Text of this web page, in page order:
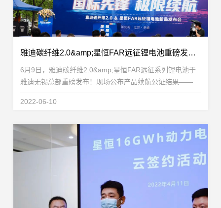
雅迪碳纤维2.0&amp;星恒FAR远征锂电池重磅发布！征服222.4公里极限里程，国标车迈入续航新时代！
6月9日，雅迪碳纤维2.0&amp;星恒FAR远征系列锂电池于
雅迪无锡总部重磅发布！现场公布产品续航公证结果——
战封王”，成功创下新国标电动车续航里程的新...
2022-06-10